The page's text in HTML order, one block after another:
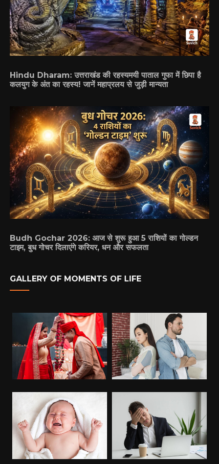
Hindu Dharam: उत्तराखंड की रहस्यमयी पाताल गुफा में छिपा है
कलयुग के अंत का रहस्य! जानें महाप्रलय से जुड़ी मान्यता
Budh Gochar 2026: आज से शुरू हुआ 5 राशियों का गोल्डन
टाइम, बुध गोचर दिलाएंगे करियर, धन और सफलता
GALLERY OF MOMENTS OF LIFE